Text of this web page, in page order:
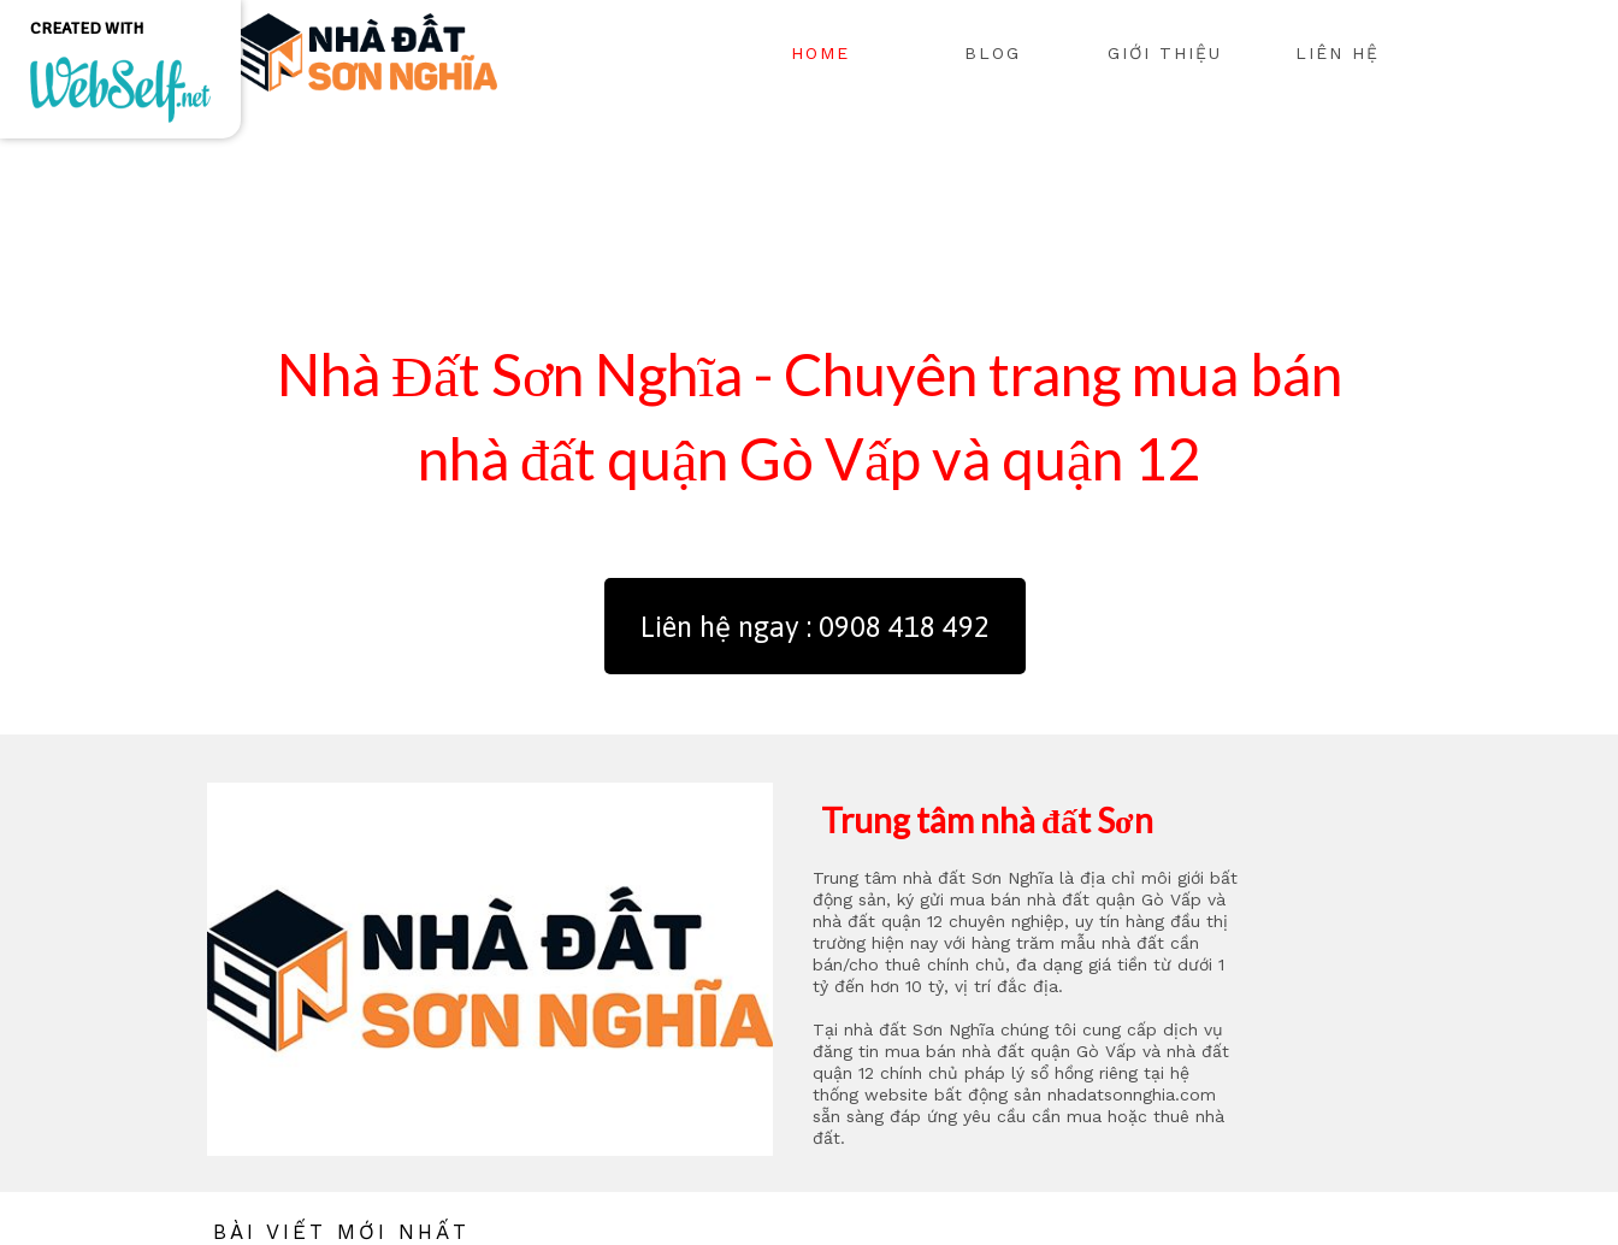
HOME BLOG GIỚI THIỆU LIÊN HỆ
Nhà Đất Sơn Nghĩa - Chuyên trang mua bán
nhà đất quận Gò Vấp và quận 12
Liên hệ ngay : 0908 418 492
Trung tâm nhà đất Sơn
Nghĩa
Trung tâm nhà đất Sơn Nghĩa là địa chỉ môi giới bất
động sản, ký gửi mua bán nhà đất quận Gò Vấp và
nhà đất quận 12 chuyên nghiệp, uy tín hàng đầu thị
trường hiện nay với hàng trăm mẫu nhà đất cần
bán/cho thuê chính chủ, đa dạng giá tiền từ dưới 1
tỷ đến hơn 10 tỷ, vị trí đắc địa.
Tại nhà đất Sơn Nghĩa chúng tôi cung cấp dịch vụ
đăng tin mua bán nhà đất quận Gò Vấp và nhà đất
quận 12 chính chủ pháp lý sổ hồng riêng tại hệ
thống website bất động sản nhadatsonnghia.com
sẵn sàng đáp ứng yêu cầu cần mua hoặc thuê nhà
đất.
BÀI VIẾT MỚI NHẤT
CREATED WITH